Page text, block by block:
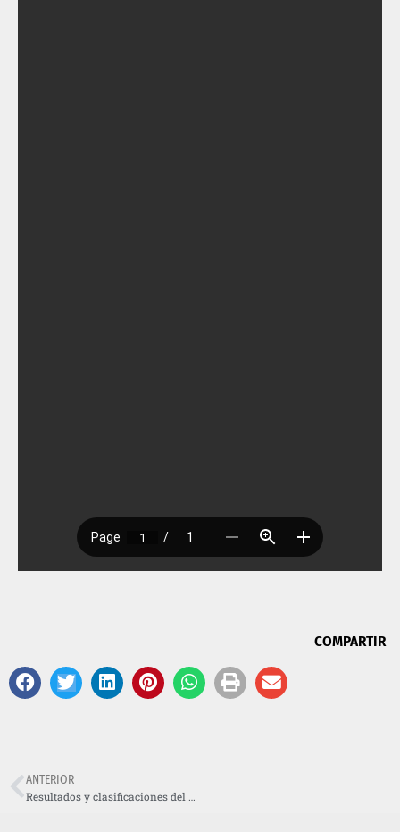
COMPARTIR
ANTERIOR
Resultados y clasificaciones del 49º INVERSUS Trial Indoor de Barcelona (X-Trial Barcelona 2026)